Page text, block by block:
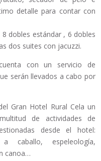
detalle para contar con
dobles estándar , 6 dobles
dos suites con jacuzzi.
con un servicio de
serán llevados a cabo por
Gran Hotel Rural Cela un
de actividades de
desde el hotel:
caballo, espeleología,
canoa…